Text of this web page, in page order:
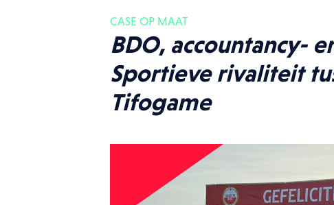
CASE OP MAAT
BDO, accountancy-
Sportieve rivaliteit
Tifogame
Upcoming
04.04.27 DE